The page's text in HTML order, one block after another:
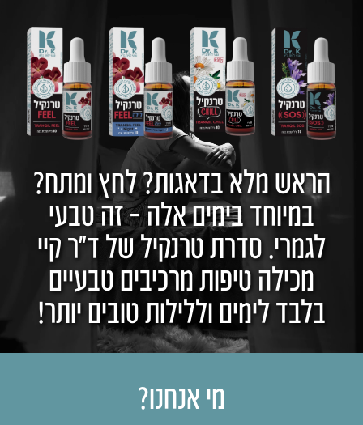
הראש מלא בדאגות? לחץ ומתח?
במיוחד בימים אלה – זה טבעי
לגמרי. סדרת טרנקיל של ד״ר קיי
מכילה טיפות מרכיבים טבעיים
בלבד לימים וללילות טובים יותר!
מי אנחנו?